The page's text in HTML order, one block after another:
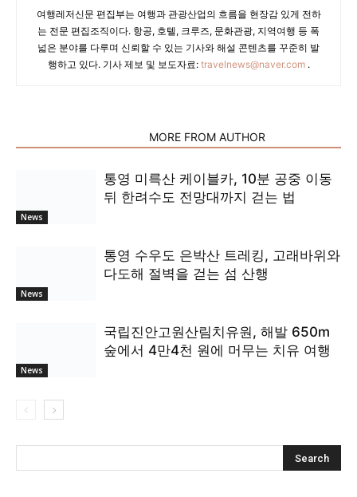
여행레저신문 편집부는 여행과 관광산업의 흐름을 현장감 있게 전하
는 전문 편집조직이다. 항공, 호텔, 크루즈, 문화관광, 지역여행 등 폭
넓은 분야를 다루며 신뢰할 수 있는 기사와 해설 콘텐츠를 꾸준히 발
행하고 있다. 기사 제보 및 보도자료: travelnews@naver.com.
MORE FROM AUTHOR
News
통영 미륵산 케이블카, 10분 공중 이동
뒤 한려수도 전망대까지 걷는 법
News
통영 수우도 은박산 트레킹, 고래바위와
다도해 절벽을 걷는 섬 산행
News
국립진안고원산림치유원, 해발 650m
숲에서 4만4천 원에 머무는 치유 여행